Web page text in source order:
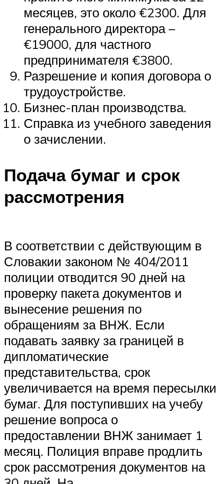
месяцев, это около €2300. Для
генерального директора –
€19000, для частного
предпринимателя €3800.
Разрешение и копия договора о
трудоустройстве.
Бизнес-план производства.
Справка из учебного заведения
о зачислении.
Подача бумаг и срок
рассмотрения
В соответствии с действующим в
Словакии законом № 404/2011
полиции отводится 90 дней на
проверку пакета документов и
вынесение решения по
обращениям за ВНЖ. Если
подавать заявку за границей в
дипломатические
представительства, срок
увеличивается на время пересылки
бумаг. Для поступивших на учебу
решение вопроса о
предоставлении ВНЖ занимает 1
месяц. Полиция вправе продлить
срок рассмотрения документов на